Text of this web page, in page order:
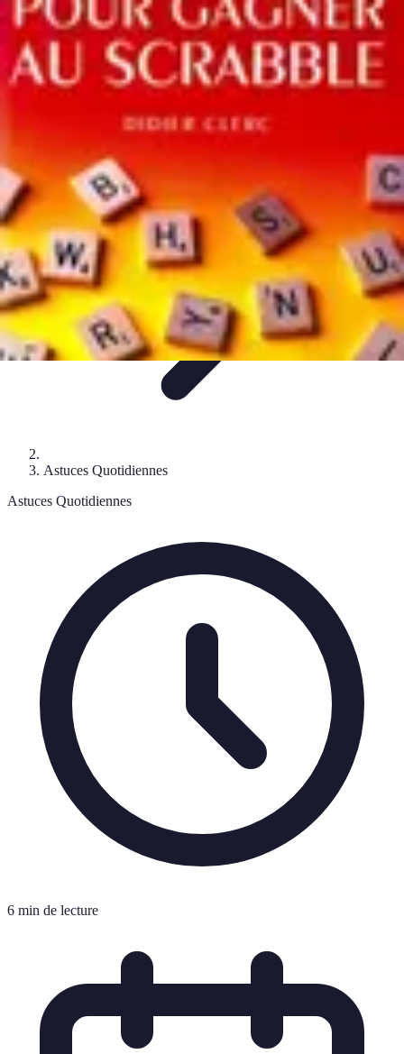
Trucs pour Gagner
Jeux
Loisirs créatifs Marketing digitalFinance
personnelle
Développement personnel
Trucs pour Gagner
Astuces Quotidiennes
Astuces Quotidiennes
6 min de lecture